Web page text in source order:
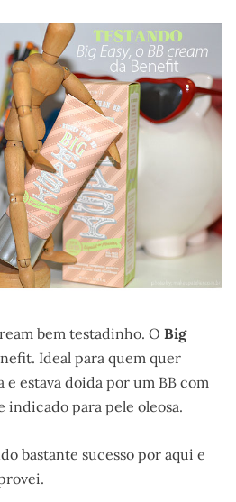
bem testadinho. O Big
Ideal para quem quer
estava doida por um BB com
indicado para pele oleosa.
bastante sucesso por aqui e